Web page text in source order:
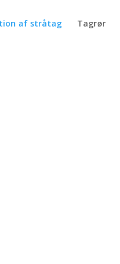
af stråtag Tagrør